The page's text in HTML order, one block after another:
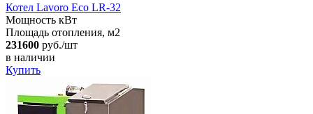
Котел Lavoro Eco LR-32
Мощность кВт
Площадь отопления, м2
231600 руб./шт
в наличии
Купить